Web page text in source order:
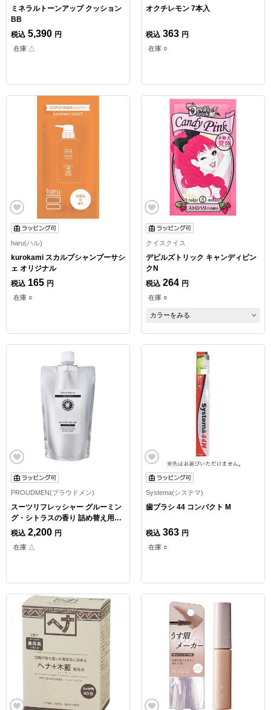
ミネラルトーンアップ クッション
BB
税込 5,390 円
在庫 △
オクチレモン 7本入
税込 363 円
在庫 ○
haru(ハル)
kurokami スカルプシャンプーサシ
ェ オリジナル
税込 165 円
在庫 ○
クイスクイス
デビルズトリック キャンディピン
クN
税込 264 円
在庫 ○
カラーをみる
PROUDMEN(プラウドメン)
スーツリフレッシャー グルーミン
グ・シトラスの香り 詰め替え用
300ml
税込 2,200 円
在庫 △
Systema(システマ)
歯ブラシ 44 コンパクト M
税込 363 円
在庫 ○